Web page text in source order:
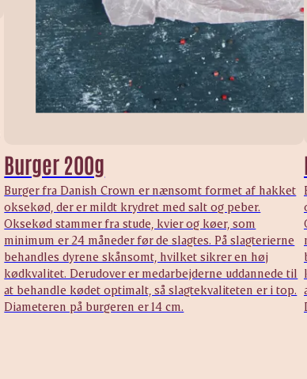
Burger 200g
Burger fra Danish Crown er nænsomt formet af hakket
oksekød, der er mildt krydret med salt og peber.
Oksekød stammer fra stude, kvier og køer, som
minimum er 24 måneder før de slagtes. På slagterierne
behandles dyrene skånsomt, hvilket sikrer en høj
kødkvalitet. Derudover er medarbejderne uddannede til
at behandle kødet optimalt, så slagtekvaliteten er i top.
Diameteren på burgeren er 14 cm.